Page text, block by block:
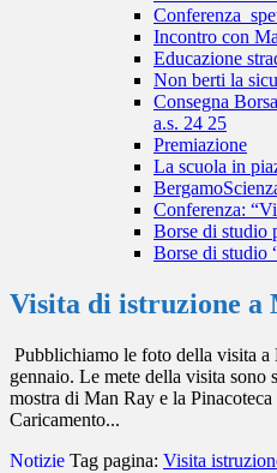
Incontro con
Educazione
Non berti la
Consegna
a.s. 24 25
Premiazione
La scuola in
Conferenza:
Borse di studio
Borse di studio
Visita di istruzione a
Pubblichiamo le foto della visita a
gennaio. Le mete della visita sono
mostra di Man Ray e la
Caricamento...
Notizie Tag pagina: Visita